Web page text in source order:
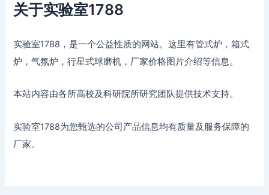
关于实验室1788
实验室1788，是一个公益性质的网站。这里有管式炉，箱式
炉，气氛炉，行星式球磨机，厂家价格图片介绍等信息。
本站内容由各所高校及科研院所研究团队提供技术支持。
实验室1788为您甄选的公司产品信息均有质量及服务保障的
厂家。